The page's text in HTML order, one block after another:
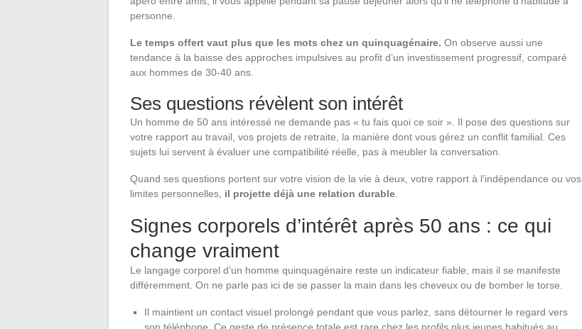
personne.
Le temps offert vaut plus que les mots chez un quinquagénaire. On observe aussi une
tendance à la baisse des approches impulsives au profit d’un investissement progressif, comparé
aux hommes de 30-40 ans.
Ses questions révèlent son intérêt
Un homme de 50 ans intéressé ne demande pas « tu fais quoi ce soir ». Il pose des questions sur
votre rapport au travail, vos projets de retraite, la manière dont vous gérez un conflit familial. Ces
sujets lui servent à évaluer une compatibilité réelle, pas à meubler la conversation.
Quand ses questions portent sur votre vision de la vie à deux, votre rapport à l’indépendance ou vos
limites personnelles, il projette déjà une relation durable
Signes corporels d’intérêt après 50 ans : ce qui
change vraiment
Le langage corporel d’un homme quinquagénaire reste un indicateur fiable, mais il se manifeste
différemment. On ne parle pas ici de se passer la main dans les cheveux ou de bomber le torse.
Il maintient un contact visuel prolongé pendant que vous parlez, sans détourner le regard vers